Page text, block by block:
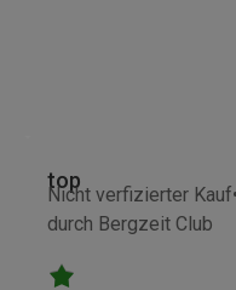
Nicht verfizierter Kauf
durch Bergzeit Club
top